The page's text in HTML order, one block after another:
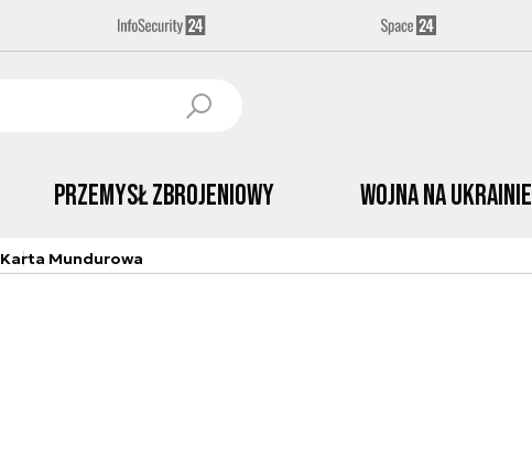
Przemysł Zbrojeniowy Wojna na Ukrainie
Karta Mundurowa